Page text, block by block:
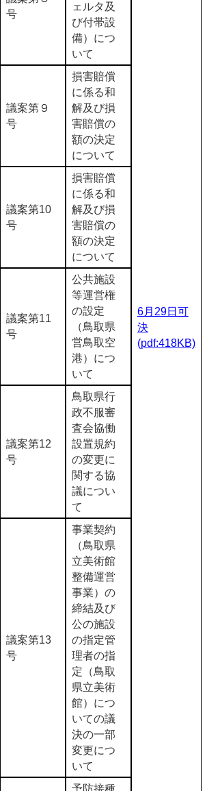
6月29日可
決
(pdf:418KB)
号
ェルタ及
び付帯設
備）につ
いて
議案第９
号
損害賠償
に係る和
解及び損
害賠償の
額の決定
について
議案第10
号
損害賠償
に係る和
解及び損
害賠償の
額の決定
について
議案第11
号
公共施設
等運営権
の設定
（鳥取県
営鳥取空
港）につ
いて
議案第12
号
鳥取県行
政不服審
査会協働
設置規約
の変更に
関する協
議につい
て
議案第13
号
事業契約
（鳥取県
立美術館
整備運営
事業）の
締結及び
公の施設
の指定管
理者の指
定（鳥取
県立美術
館）につ
いての議
決の一部
変更につ
いて
予防接種